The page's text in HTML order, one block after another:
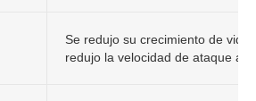
Se redujo su crecimiento de
redujo la velocidad de ataque